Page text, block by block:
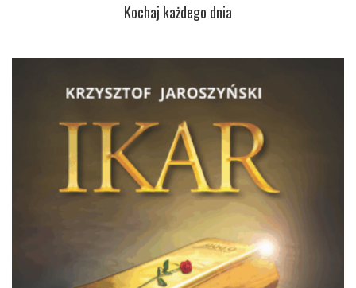
Kochaj każdego dnia